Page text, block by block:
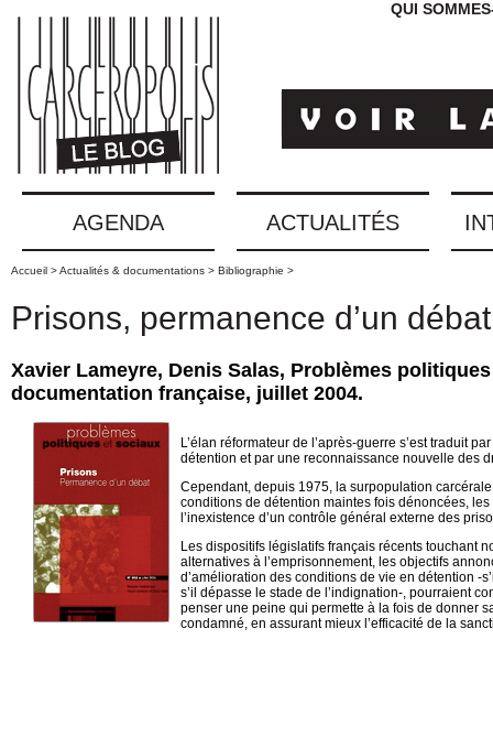
QUI
AGENDA ACTUALITÉS
Accueil >Actualités & documentations > Bibliographie >
Prisons, permanence d’un
Xavier Lameyre, Denis Salas, Problèmes
documentation française, juillet 2004.
L’élan réformateur de l’après-guerre s’est traduit
détention et par une reconnaissance nouvelle des
Cependant, depuis 1975, la surpopulation
conditions de détention maintes fois dénoncées,
l’inexistence d’un contrôle général externe des
Les dispositifs législatifs français récents touchant
alternatives à l’emprisonnement, les objectifs
d’amélioration des conditions de vie en détention -
s’il dépasse le stade de l’indignation-, pourraient
penser une peine qui permette à la fois de donner
condamné, en assurant mieux l’efficacité de la